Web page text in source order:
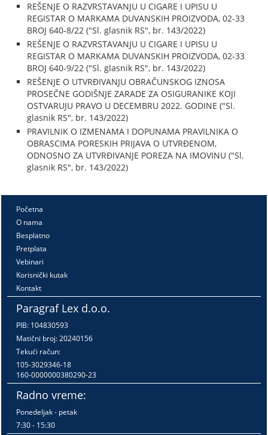
REŠENJE O RAZVRSTAVANJU U CIGARE I UPISU U
REGISTAR O MARKAMA DUVANSKIH PROIZVODA, 02-33
BROJ 640-8/22 ("Sl. glasnik RS", br. 143/2022)
REŠENJE O RAZVRSTAVANJU U CIGARE I UPISU U
REGISTAR O MARKAMA DUVANSKIH PROIZVODA, 02-33
BROJ 640-9/22 ("Sl. glasnik RS", br. 143/2022)
REŠENJE O UTVRĐIVANJU OBRAČUNSKOG IZNOSA
PROSEČNE GODIŠNJE ZARADE ZA OSIGURANIKE KOJI
OSTVARUJU PRAVO U DECEMBRU 2022. GODINE ("Sl.
glasnik RS", br. 143/2022)
PRAVILNIK O IZMENAMA I DOPUNAMA PRAVILNIKA O
OBRASCIMA PORESKIH PRIJAVA O UTVRĐENOM,
ODNOSNO ZA UTVRĐIVANJE POREZA NA IMOVINU ("Sl.
glasnik RS", br. 143/2022)
Početna
O nama
Besplatno
Pretplata
Vebinari
Korisnički kutak
Kontakt
Paragraf Lex d.o.o.
PIB: 104830593
Matični broj: 20240156
Tekući račun:
105-3029346-18
160-0000000380290-23
Radno vreme:
Ponedeljak - petak
7:30 - 15:30